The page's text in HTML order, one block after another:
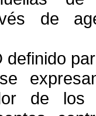
de
definido
de